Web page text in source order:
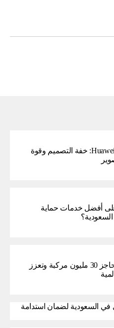
Huawei Pura 90s Pro: خفة التصميم وقوة
أفضل خدمات حماية
GAC تتجاوز حاجز 30 مليون مركبة وتعزز
السعودية لضمان استدامة